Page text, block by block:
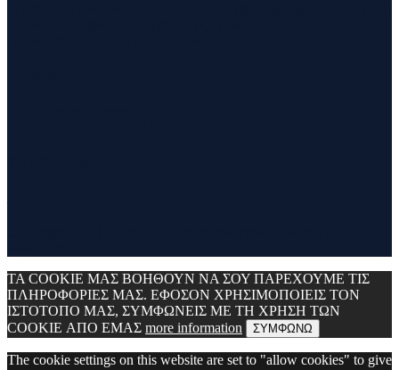
ΤΑ COOKIE ΜΑΣ ΒΟΗΘΟΥΝ ΝΑ ΣΟΥ ΠΑΡΕΧΟΥΜΕ ΤΙΣ
ΠΛΗΡΟΦΟΡΙΕΣ ΜΑΣ. ΕΦΟΣΟΝ ΧΡΗΣΙΜΟΠΟΙΕΙΣ ΤΟΝ
ΙΣΤΟΤΟΠΟ ΜΑΣ, ΣΥΜΦΩΝΕΙΣ ΜΕ ΤΗ ΧΡΗΣΗ ΤΩΝ
COOKIE ΑΠΟ ΕΜΑΣ more information ΣΥΜΦΩΝΩ
The cookie settings on this website are set to "allow cookies" to give